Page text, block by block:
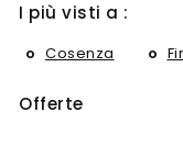
I più visti a :
Cosenza
Offerte